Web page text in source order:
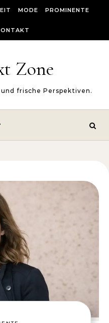
MODE PROMINENTE
Zone
frische Perspektiven.